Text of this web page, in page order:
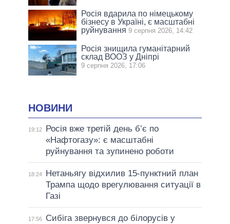
Росія вдарила по німецькому
бізнесу в Україні, є масштабні
руйнування 9 серпня 2026, 14:42
Росія знищила гуманітарний
склад ВООЗ у Дніпрі
9 серпня 2026, 17:06
НОВИНИ
19:12
Росія вже третій день б’є по
«Нафтогазу»: є масштабні
руйнування та зупинено роботи
18:24
Нетаньягу відхилив 15-пунктний план
Трампа щодо врегулювання ситуації в
Газі
17:56
Сибіга звернувся до білорусів у